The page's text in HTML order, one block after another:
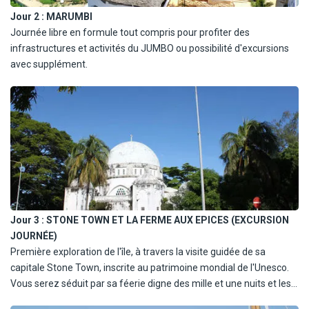
Jour 2 : MARUMBI
Journée libre en formule tout compris pour profiter des
infrastructures et activités du JUMBO ou possibilité d'excursions
avec supplément.
Jour 3 : STONE TOWN ET LA FERME AUX EPICES (EXCURSION
JOURNÉE)
Première exploration de l'île, à travers la visite guidée de sa
capitale Stone Town, inscrite au patrimoine mondial de l'Unesco.
Vous serez séduit par sa féerie digne des mille et une nuits et les